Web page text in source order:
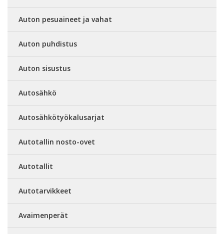
Auton pesuaineet ja vahat
Auton puhdistus
Auton sisustus
Autosähkö
Autosähkötyökalusarjat
Autotallin nosto-ovet
Autotallit
Autotarvikkeet
Avaimenperät